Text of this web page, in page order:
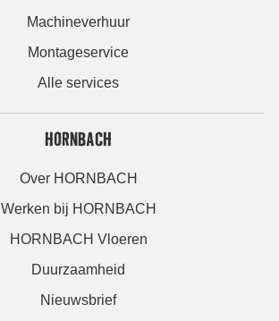
Machineverhuur
Montageservice
Alle services
HORNBACH
Over HORNBACH
Werken bij HORNBACH
HORNBACH Vloeren
Duurzaamheid
Nieuwsbrief